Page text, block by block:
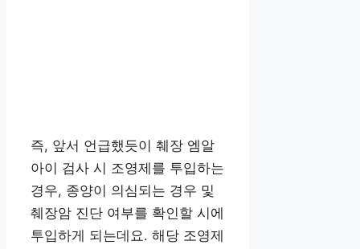
즉, 앞서 언급했듯이 췌장 엠알
아이 검사 시 조영제를 투입하는
경우, 종양이 의심되는 경우 및
췌장암 진단 여부를 확인할 시에
투입하게 되는데요. 해당 조영제